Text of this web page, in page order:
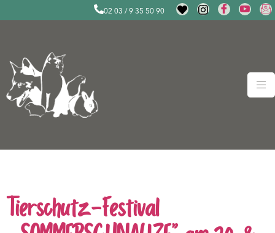
02 03 / 9 35 50 90
Tierschutz-Festival